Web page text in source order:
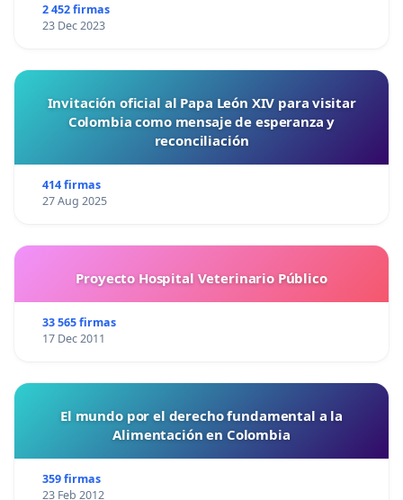
2 452 firmas
23 Dec 2023
Invitación oficial al Papa León XIV para visitar
Colombia como mensaje de esperanza y
reconciliación
414 firmas
27 Aug 2025
Proyecto Hospital Veterinario Público
33 565 firmas
17 Dec 2011
El mundo por el derecho fundamental a la
Alimentación en Colombia
359 firmas
23 Feb 2012